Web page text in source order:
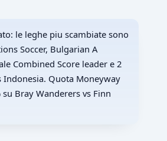
le leghe piu scambiate sono
Soccer, Bulgarian A
Combined Score leader e 2
Indonesia. Quota Moneyway
su Bray Wanderers vs Finn